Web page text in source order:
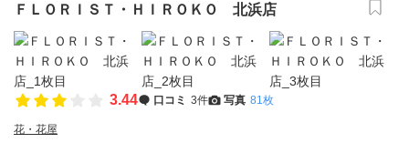
ＦＬＯＲＩＳＴ・ＨＩＲＯＫＯ 北浜店
3.44 口コミ 3件 写真 81枚
花・花屋